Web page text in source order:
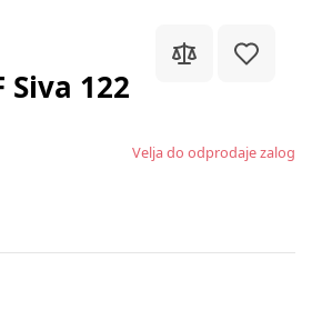
Siva 122
Velja do odprodaje zalog